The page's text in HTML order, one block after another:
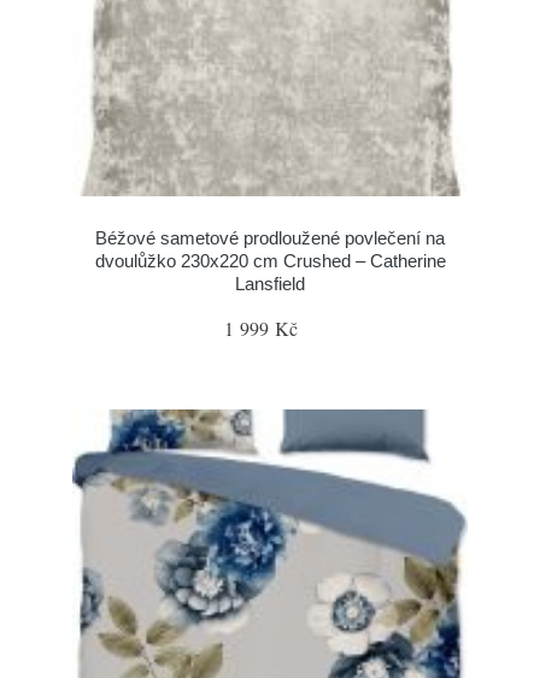
Béžové sametové prodloužené povlečení na
dvoulůžko 230x220 cm Crushed – Catherine
Lansfield
1 999 Kč